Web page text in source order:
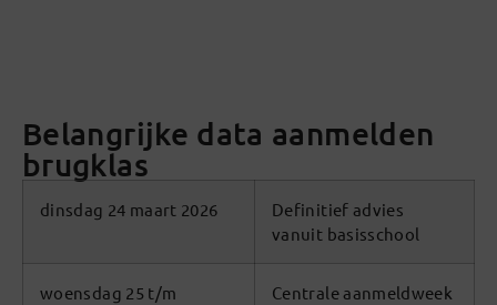
Belangrijke data aanmelden
brugklas
dinsdag 24 maart 2026
Definitief advies
vanuit basisschool
woensdag 25 t/m
Centrale aanmeldweek